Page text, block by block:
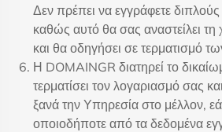
Δεν πρέπει να εγγράφετε
καθώς αυτό θα σας αναστείλει
και θα οδηγήσει σε τερματισμό
Η DOMAINGR διατηρεί το
τερματίσει τον λογαριασμό σας
ξανά την Υπηρεσία στο μέλλον,
οποιοδήποτε από τα δεδομένα